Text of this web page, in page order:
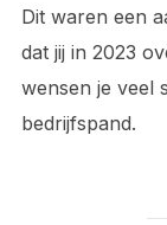
Dit waren een
dat jij in 2023
wensen je veel
bedrijfspand.